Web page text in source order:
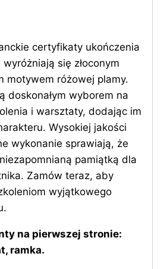
certyfikaty ukończenia
się złoconym
motywem różowej plamy.
doskonałym wyborem na
i warsztaty, dodając im
Wysokiej jakości
wykonanie sprawiają, że
pamiątką dla
Zamów teraz, aby
wyjątkowego
na pierwszej stronie:
ramka.